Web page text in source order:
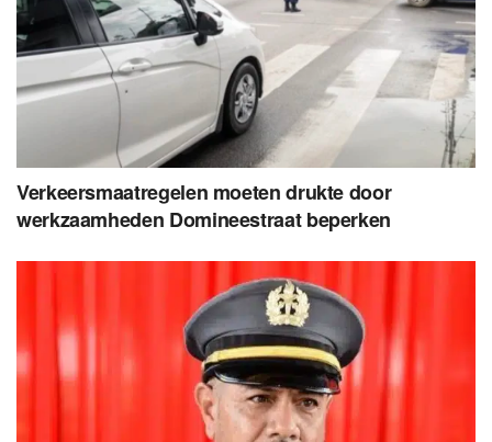
Verkeersmaatregelen moeten drukte door
werkzaamheden Domineestraat beperken